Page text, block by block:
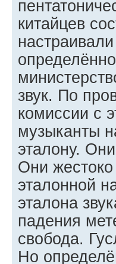
китайцев
звук. По
комиссии с
музыканты
эталону.
Они
эталонной
эталона
падения
свобода.
Но